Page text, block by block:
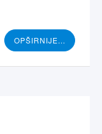
OPŠIRNIJE...